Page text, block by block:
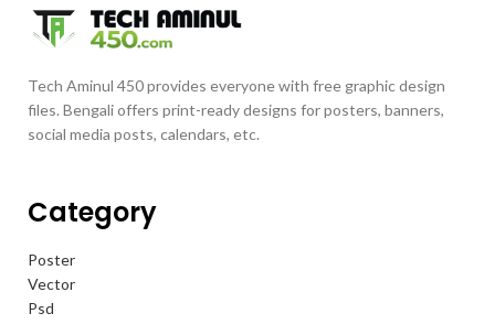
Tech Aminul 450 provides everyone with free graphic design
files. Bengali offers print-ready designs for posters, banners,
social media posts, calendars, etc.
Category
Poster
Vector
Psd